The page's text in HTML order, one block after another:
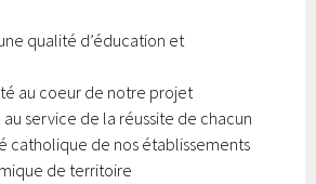
qualité d’éducation et
au coeur de notre projet
au service de la réussite de chacun
catholique de nos établissements
de territoire